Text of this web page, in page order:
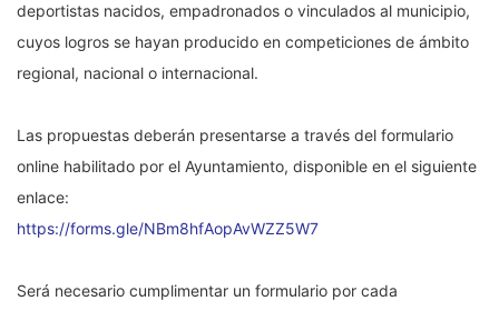
deportistas nacidos, empadronados o vinculados al municipio,
cuyos logros se hayan producido en competiciones de ámbito
regional, nacional o internacional.
Las propuestas deberán presentarse a través del formulario
online habilitado por el Ayuntamiento, disponible en el siguiente
enlace:
https://forms.gle/NBm8hfAopAvWZZ5W7
Será necesario cumplimentar un formulario por cada